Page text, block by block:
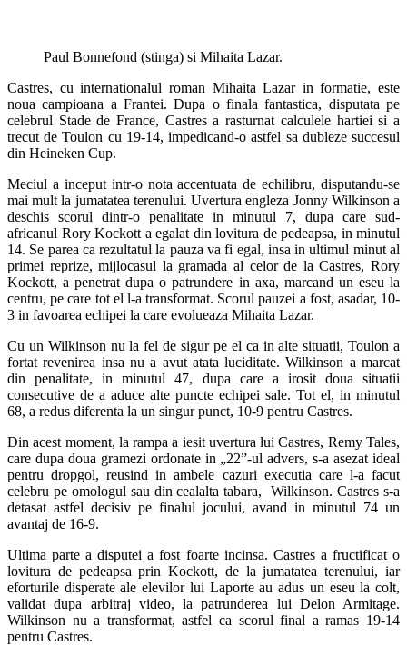
Paul Bonnefond (stinga) si Mihaita Lazar.
Castres, cu internationalul roman Mihaita Lazar in formatie, este
noua campioana a Frantei. Dupa o finala fantastica, disputata pe
celebrul Stade de France, Castres a rasturnat calculele hartiei si a
trecut de Toulon cu 19-14, impedicand-o astfel sa dubleze succesul
din Heineken Cup.
Meciul a inceput intr-o nota accentuata de echilibru, disputandu-se
mai mult la jumatatea terenului. Uvertura engleza Jonny Wilkinson a
deschis scorul dintr-o penalitate in minutul 7, dupa care sud-
africanul Rory Kockott a egalat din lovitura de pedeapsa, in minutul
14. Se parea ca rezultatul la pauza va fi egal, insa in ultimul minut al
primei reprize, mijlocasul la gramada al celor de la Castres, Rory
Kockott, a penetrat dupa o patrundere in axa, marcand un eseu la
centru, pe care tot el l-a transformat. Scorul pauzei a fost, asadar, 10-
3 in favoarea echipei la care evolueaza Mihaita Lazar.
Cu un Wilkinson nu la fel de sigur pe el ca in alte situatii, Toulon a
fortat revenirea insa nu a avut atata luciditate. Wilkinson a marcat
din penalitate, in minutul 47, dupa care a irosit doua situatii
consecutive de a aduce alte puncte echipei sale. Tot el, in minutul
68, a redus diferenta la un singur punct, 10-9 pentru Castres.
Din acest moment, la rampa a iesit uvertura lui Castres, Remy Tales,
care dupa doua gramezi ordonate in „22”-ul advers, s-a asezat ideal
pentru dropgol, reusind in ambele cazuri executia care l-a facut
celebru pe omologul sau din cealalta tabara, Wilkinson. Castres s-a
detasat astfel decisiv pe finalul jocului, avand in minutul 74 un
avantaj de 16-9.
Ultima parte a disputei a fost foarte incinsa. Castres a fructificat o
lovitura de pedeapsa prin Kockott, de la jumatatea terenului, iar
eforturile disperate ale elevilor lui Laporte au adus un eseu la colt,
validat dupa arbitraj video, la patrunderea lui Delon Armitage.
Wilkinson nu a transformat, astfel ca scorul final a ramas 19-14
pentru Castres.